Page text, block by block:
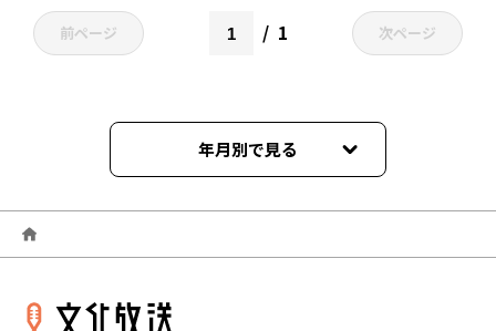
前ページ 1 次ページ
年月別で見る
2026年07月
2026年06月
2026年05月